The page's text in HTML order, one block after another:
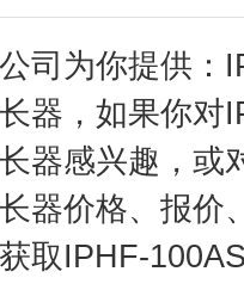
司为你提供
器，如果你
器感兴趣，
器价格、报
取IPHF-